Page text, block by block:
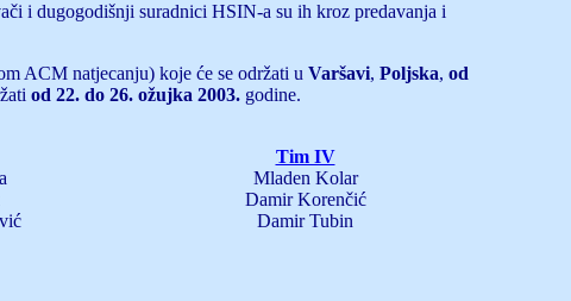
i dugogodišnji suradnici HSIN-a su ih kroz predavanja i
ACM natjecanju) koje će se održati u Varšavi, Poljska, od
od 22. do 26. ožujka 2003.godine.
Tim IV
Mladen Kolar
Damir Korenčić
Damir Tubin